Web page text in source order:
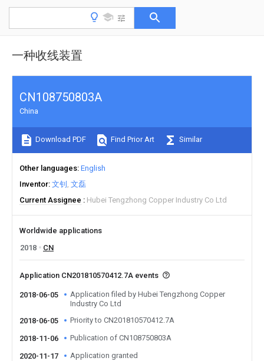
一种收线装置
CN108750803A
China
Download PDF Find Prior Art Similar
Other languages English
Inventor 文钊 文磊
Current Assignee
Hubei Tengzhong Copper Industry Co Ltd
Worldwide applications
2018
CN
Application CN201810570412.7A events
2018-06-05
Application filed by Hubei Tengzhong Copper
Industry Co Ltd
2018-06-05
Priority to CN201810570412.7A
2018-11-06 Publication of CN108750803A
2020-11-17 Application granted